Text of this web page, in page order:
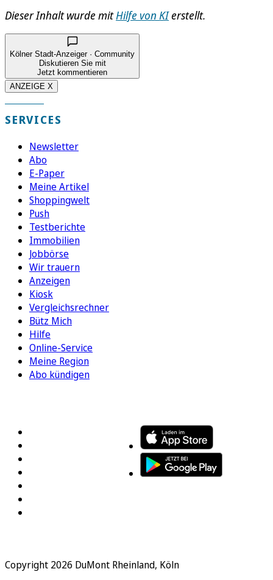
Dieser Inhalt wurde mitHilfe von KIerstellt.
Kölner Stadt-Anzeiger · Community
Diskutieren Sie mit
Jetzt kommentieren
ANZEIGE X
SERVICES
Newsletter
Abo
E-Paper
Meine Artikel
Shoppingwelt
Push
Testberichte
Immobilien
Jobbörse
Wir trauern
Anzeigen
Kiosk
Vergleichsrechner
Bütz Mich
Hilfe
Online-Service
Meine Region
Abo kündigen
Copyright 2026 DuMont Rheinland, Köln